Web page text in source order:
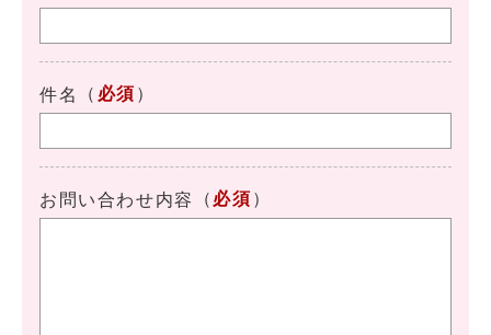
件名 （ 必須 ）
お問い合わせ内容 （ 必須 ）